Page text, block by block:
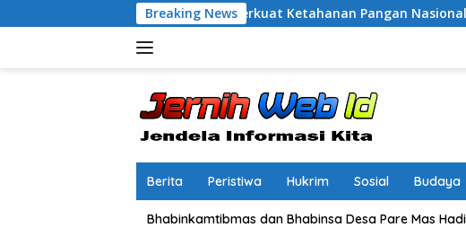
ke
Breaking News
Lombok Barat Perkuat Ketahanan Pangan Nasional Diduga
Berita Peristiwa Hukrim Sosial Budaya
Bhabinkamtibmas dan Bhabinsa Desa Pare Mas